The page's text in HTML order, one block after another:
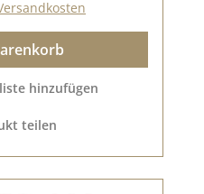
hinzufügen
teilen